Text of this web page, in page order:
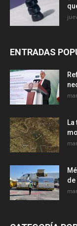
ENTRADAS
de